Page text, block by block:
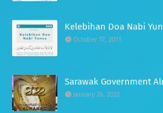
Kelebihan Doa Nabi
October 17, 2011
Sarawak Government
January 26, 2022